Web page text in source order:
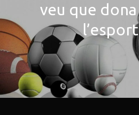
veu que dona
l’esport